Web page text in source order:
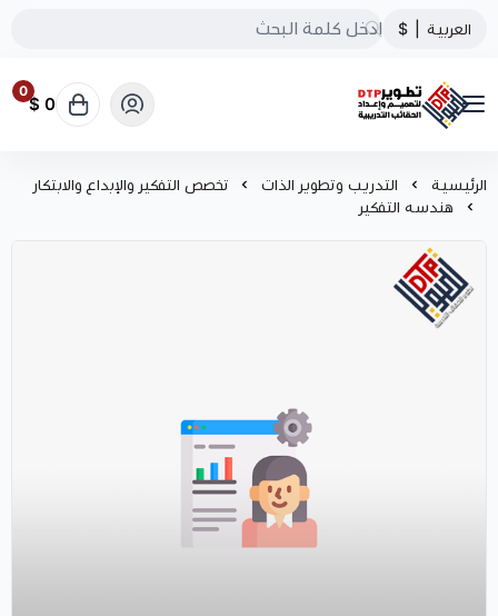
العربية $
تطوير الحقائب التدريبية
0
0 $
الرئيسية التدريب وتطوير الذات
تخصص التفكير والإبداع والابتكار
هندسه التفكير